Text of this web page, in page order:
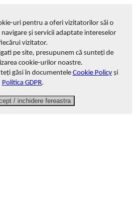
uri pentru a oferi vizitatorilor săi o
și servicii adaptate intereselor
vizitator.
pe site, presupunem că sunteți de
cookie-urilor noastre.
găsi în documentele Cookie Policyși
Politica GDPR.
/ inchidere fereastra